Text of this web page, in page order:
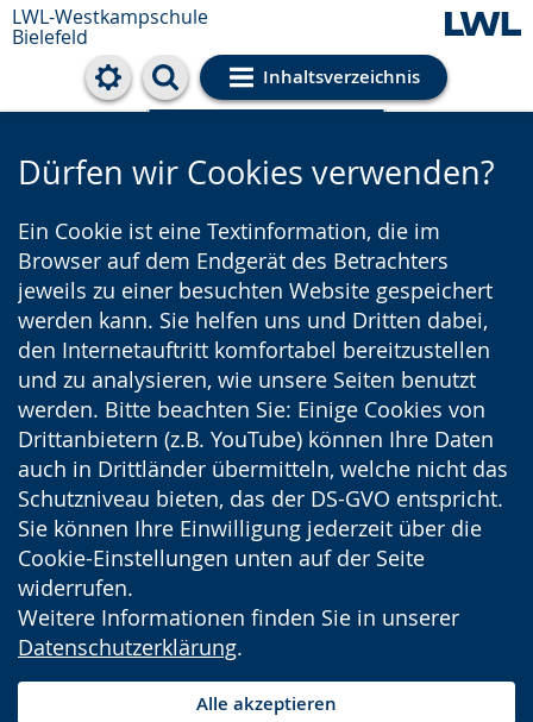
LWL-Westkampschule
Bielefeld
Inhaltsverzeichnis
Cookie-Einstellungen
Dürfen wir Cookies verwenden?
Ein Cookie ist eine Textinformation, die im
Browser auf dem Endgerät des Betrachters
jeweils zu einer besuchten Website gespeichert
werden kann. Sie helfen uns und Dritten dabei,
den Internetauftritt komfortabel bereitzustellen
und zu analysieren, wie unsere Seiten benutzt
werden. Bitte beachten Sie: Einige Cookies von
Drittanbietern (z.B. YouTube) können Ihre Daten
auch in Drittländer übermitteln, welche nicht das
Schutzniveau bieten, das der DS-GVO entspricht.
Sie können Ihre Einwilligung jederzeit über die
Cookie-Einstellungen unten auf der Seite
widerrufen.
Weitere Informationen finden Sie in unserer
Datenschutzerklärung.
Alle akzeptieren